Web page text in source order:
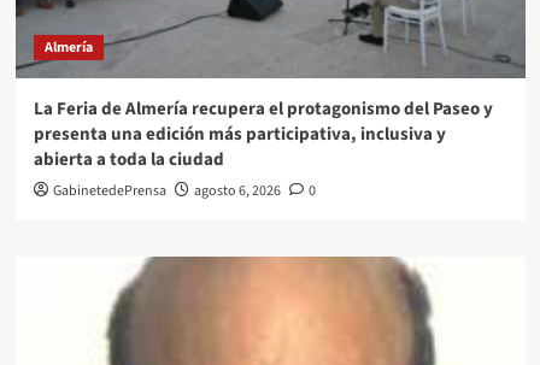
Almería
La Feria de Almería recupera el protagonismo del Paseo y
presenta una edición más participativa, inclusiva y
abierta a toda la ciudad
GabinetedePrensa agosto 6, 2026 0